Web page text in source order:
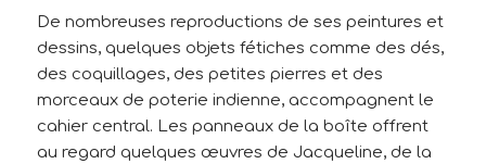
De nombreuses reproductions de ses peintures et
dessins, quelques objets fétiches comme des dés,
des coquillages, des petites pierres et des
morceaux de poterie indienne, accompagnent le
cahier central. Les panneaux de la boîte offrent
au regard quelques œuvres de Jacqueline, de la